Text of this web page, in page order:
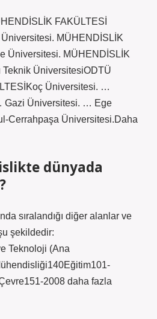
FAKÜLTESİ
MÜHENDİSLİK
Üniversitesi. MÜHENDİSLİK
Teknik ÜniversitesiODTÜ
Üniversitesi. …
Gazi Üniversitesi. … Ege
Cerrahpaşa Üniversitesi.Daha
dünyada
sıralandığı diğer alanlar ve
şekildedir:
Teknoloji (Ana
2008 daha fazla